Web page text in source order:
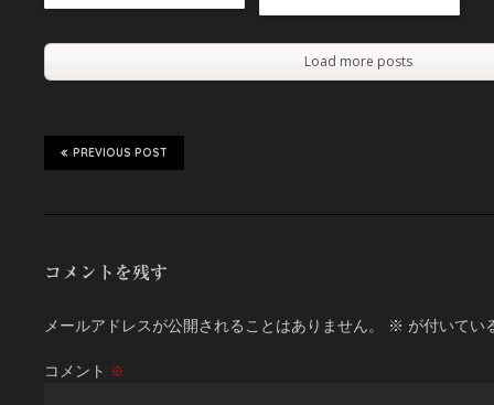
Load more posts
PREVIOUS POST
コメントを残す
メールアドレスが公開されることはありません。 ※ が付いてい
コメント ※